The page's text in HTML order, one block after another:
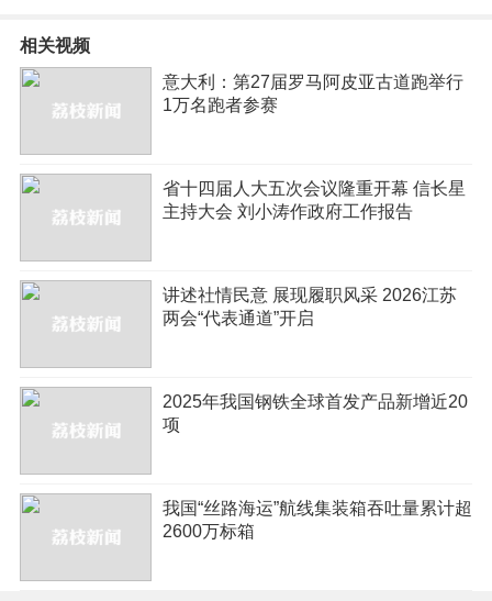
相关视频
意大利：第27届罗马阿皮亚古道跑举行
1万名跑者参赛
省十四届人大五次会议隆重开幕 信长星
主持大会 刘小涛作政府工作报告
讲述社情民意 展现履职风采 2026江苏
两会“代表通道”开启
2025年我国钢铁全球首发产品新增近20
项
我国“丝路海运”航线集装箱吞吐量累计超
2600万标箱